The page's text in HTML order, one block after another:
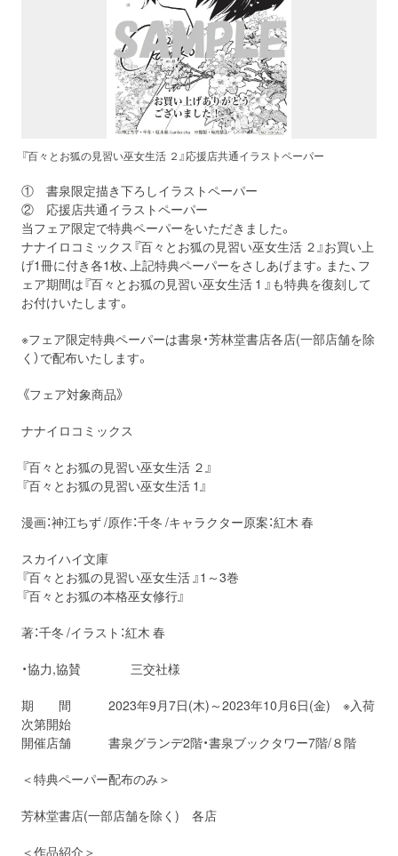
『百々とお狐の見習い巫女生活 ２』応援店共通イラストペーパー
① 書泉限定描き下ろしイラストペーパー
② 応援店共通イラストペーパー
当フェア限定で特典ペーパーをいただきました。
ナナイロコミックス『百々とお狐の見習い巫女生活 ２』お買い上
げ1冊に付き各1枚、上記特典ペーパーをさしあげます。また、フ
ェア期間は『百々とお狐の見習い巫女生活 1 』も特典を復刻して
お付けいたします。
※フェア限定特典ペーパーは書泉・芳林堂書店各店(一部店舗を除
く）で配布いたします。
《フェア対象商品》
ナナイロコミックス
『百々とお狐の見習い巫女生活 ２』
『百々とお狐の見習い巫女生活 1』
漫画：神江ちず /原作：千冬 /キャラクター原案：紅木 春
スカイハイ文庫
『百々とお狐の見習い巫女生活 』1～3巻
『百々とお狐の本格巫女修行』
著：千冬 /イラスト：紅木 春
・協力,協賛 三交社様
期 間 2023年9月7日(木)～2023年10月6日(金) ※入荷
次第開始
開催店舗 書泉グランデ2階・書泉ブックタワー7階/８階
＜特典ペーパー配布のみ＞
芳林堂書店(一部店舗を除く) 各店
＜作品紹介＞